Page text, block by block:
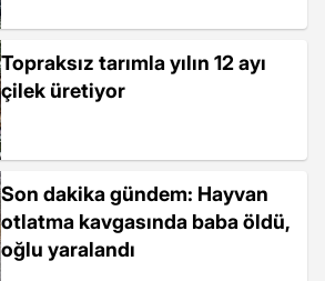
Topraksız tarımla yılın 12 ayı
çilek üretiyor
Son dakika gündem: Hayvan
otlatma kavgasında baba öldü,
oğlu yaralandı